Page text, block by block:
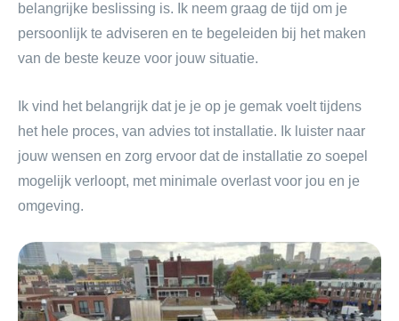
belangrijke beslissing is. Ik neem graag de tijd om je
persoonlijk te adviseren en te begeleiden bij het maken
van de beste keuze voor jouw situatie.
Ik vind het belangrijk dat je je op je gemak voelt tijdens
het hele proces, van advies tot installatie. Ik luister naar
jouw wensen en zorg ervoor dat de installatie zo soepel
mogelijk verloopt, met minimale overlast voor jou en je
omgeving.